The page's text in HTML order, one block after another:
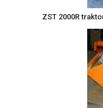
ZST 2000R